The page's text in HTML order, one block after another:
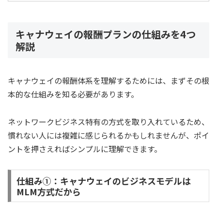
キャナウェイの報酬プランの仕組みを4つ
解説
キャナウェイの報酬体系を理解するためには、まずその根
本的な仕組みを知る必要があります。
ネットワークビジネス特有の方式を取り入れているため、
慣れない人には複雑に感じられるかもしれませんが、ポイ
ントを押さえればシンプルに理解できます。
仕組み①：キャナウェイのビジネスモデルは
MLM方式だから